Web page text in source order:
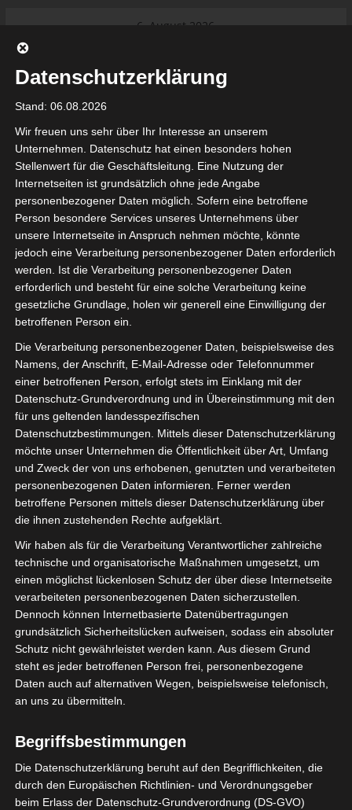
6. August 2026
beginnt am 22. und 23. August
2026 (Update)
Meisterschaft an
Ligue 1 Pro: Spielplan der ersten 15
Spieltage der Saison 2026/2027
Ligue 2 Pro Tunesien 2026/2027 –
Saison beginnt am am 19./20.
September 2026
Internationaler Sportgerichtshof
lehnt Eilverfahren ab – AS Soliman
steuert auf die Ligue 2 zu
tunesienfussball.de
Tunesien Ligafußball
Sie befinden sich hier:Startseite
Monastirienne (USMO) – Club Athlétique Bizertin
(CAB)
24 Sep. 2025-15:30
Meisterschaft Tunesien 2025/2026 - Ligue 1
| Spieltag 7
Halbzeit: 0-0
Union Sportive
Monastirienne
(USMO) 1
Club Athlétique
Bizertin (CAB) 0
Datenschutzerklärung
Stand: 06.08.2026
Wir freuen uns sehr über Ihr Interesse an unserem
Unternehmen. Datenschutz hat einen besonders hohen
Stellenwert für die Geschäftsleitung. Eine Nutzung der
Internetseiten ist grundsätzlich ohne jede Angabe
personenbezogener Daten möglich. Sofern eine betroffene
Person besondere Services unseres Unternehmens über
unsere Internetseite in Anspruch nehmen möchte, könnte
jedoch eine Verarbeitung personenbezogener Daten erforderlich
werden. Ist die Verarbeitung personenbezogener Daten
erforderlich und besteht für eine solche Verarbeitung keine
gesetzliche Grundlage, holen wir generell eine Einwilligung der
betroffenen Person ein.
Die Verarbeitung personenbezogener Daten, beispielsweise des
Namens, der Anschrift, E-Mail-Adresse oder Telefonnummer
einer betroffenen Person, erfolgt stets im Einklang mit der
Datenschutz-Grundverordnung und in Übereinstimmung mit den
für uns geltenden landesspezifischen
Datenschutzbestimmungen. Mittels dieser Datenschutzerklärung
möchte unser Unternehmen die Öffentlichkeit über Art, Umfang
und Zweck der von uns erhobenen, genutzten und verarbeiteten
personenbezogenen Daten informieren. Ferner werden
betroffene Personen mittels dieser Datenschutzerklärung über
die ihnen zustehenden Rechte aufgeklärt.
Wir haben als für die Verarbeitung Verantwortlicher zahlreiche
technische und organisatorische Maßnahmen umgesetzt, um
einen möglichst lückenlosen Schutz der über diese Internetseite
verarbeiteten personenbezogenen Daten sicherzustellen.
Dennoch können Internetbasierte Datenübertragungen
grundsätzlich Sicherheitslücken aufweisen, sodass ein absoluter
Schutz nicht gewährleistet werden kann. Aus diesem Grund
steht es jeder betroffenen Person frei, personenbezogene
Daten auch auf alternativen Wegen, beispielsweise telefonisch,
an uns zu übermitteln.
Begriffsbestimmungen
Die Datenschutzerklärung beruht auf den Begrifflichkeiten, die
durch den Europäischen Richtlinien- und Verordnungsgeber
beim Erlass der Datenschutz-Grundverordnung (DS-GVO)